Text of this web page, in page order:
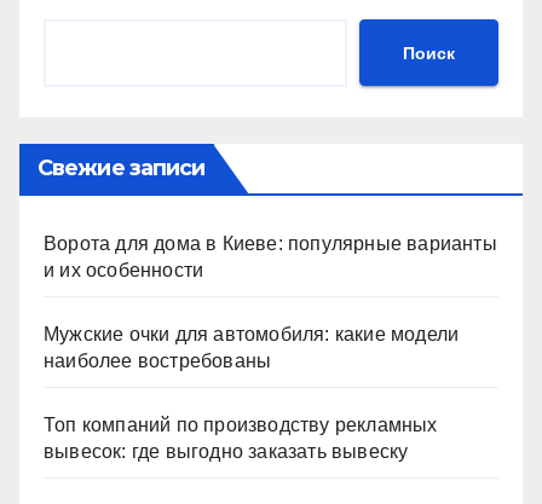
Поиск
Свежие записи
Ворота для дома в Киеве: популярные варианты
и их особенности
Мужские очки для автомобиля: какие модели
наиболее востребованы
Топ компаний по производству рекламных
вывесок: где выгодно заказать вывеску